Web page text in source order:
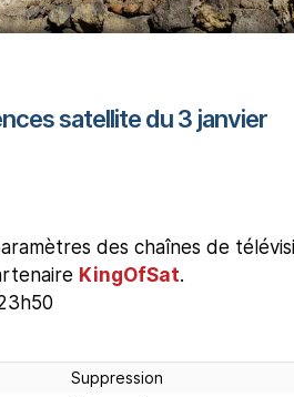
satellite du 3 janvier
des chaînes de
KingOfSat.
Suppression